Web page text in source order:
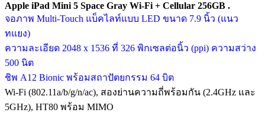
Apple iPad Mini 5 Space Gray Wi-Fi + Cellular 256GB .
จอภาพ Multi-Touch แบ็คไลท์แบบ LED ขนาด 7.9 นิ้ว (แนว
ทแยง)
ความละเอียด 2048 x 1536 ที่ 326 พิกเซลต่อนิ้ว (ppi) ความสว่าง
500 นิต
ชิพ A12 Bionic พร้อมสถาปัตยกรรม 64 บิต
Wi-Fi (802.11a/b/g/n/ac), สองย่านความถี่พร้อมกัน (2.4GHz และ
5GHz), HT80 พร้อม MIMO